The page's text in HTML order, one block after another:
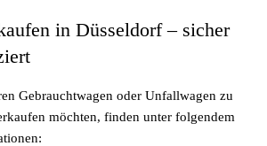
in Düsseldorf – sicher
Gebrauchtwagen oder Unfallwagen zu
möchten, finden unter folgendem